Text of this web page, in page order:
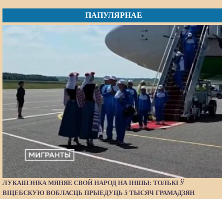
ПАПУЛЯРНАЕ
ЛУКАШЭНКА МЯНЯЕ СВОЙ НАРОД НА ІНШЫ: ТОЛЬКІ Ў
ВІЦЕБСКУЮ ВОБЛАСЦЬ ПРЫЕДУЦЬ 5 ТЫСЯЧ ГРАМАДЗЯН